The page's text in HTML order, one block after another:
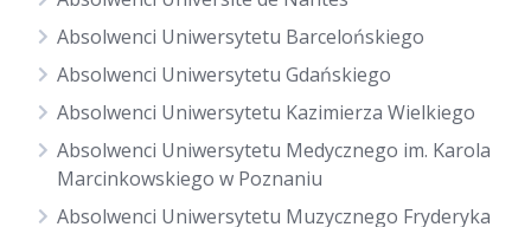
Absolwenci Uniwersytetu Barcelońskiego
Absolwenci Uniwersytetu Gdańskiego
Absolwenci Uniwersytetu Kazimierza Wielkiego
Absolwenci Uniwersytetu Medycznego im. Karola
Marcinkowskiego w Poznaniu
Absolwenci Uniwersytetu Muzycznego Fryderyka